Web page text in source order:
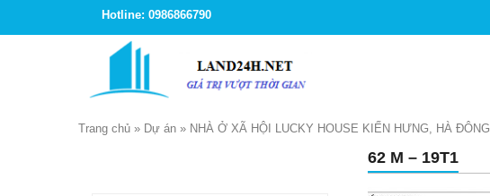
Hotline: 0986866790
Trang chủ » Dự án » NHÀ Ở XÃ HỘI LUCKY HOUSE KIẾN HƯNG, HÀ ĐÔNG
62 M – 19T1